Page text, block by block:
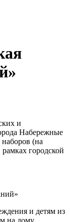
и
Набережные
(на
городской
и детям из
на дому.